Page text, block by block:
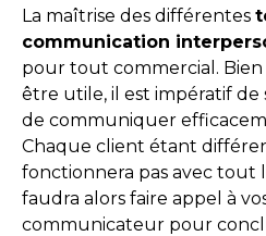
La maîtrise des différentes
communication
pour tout commercial. Bien
être utile, il est impératif de
de communiquer
Chaque client étant
fonctionnera pas avec tout
faudra alors faire appel à
communicateur pour